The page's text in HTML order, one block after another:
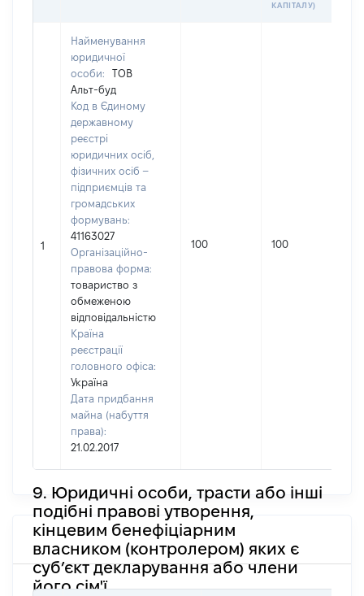
КАПІТАЛУ)
1
Найменування
юридичної
особи:
ТОВ
Альт-буд
Код в Єдиному
державному
реєстрі
юридичних осіб,
фізичних осіб –
підприємців та
громадських
формувань:
41163027
Організаційно-
правова форма:
товариство з
обмеженою
відповідальністю
Країна
реєстрації
головного офіса:
Україна
Дата придбання
майна (набуття
права):
21.02.2017
100 100
9. Юридичні особи, трасти або інші
подібні правові утворення,
кінцевим бенефіціарним
власником (контролером) яких є
суб’єкт декларування або члени
його сім'ї